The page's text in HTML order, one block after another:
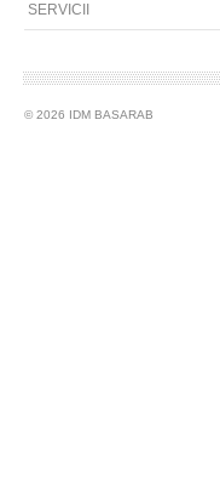
SERVICII
© 2026 IDM BASARAB